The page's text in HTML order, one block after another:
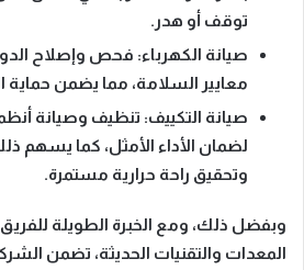
توقف أو هدر.
صيانة الكهرباء: فحص وإصلاح
معايير السلامة، مما يضمن حماية
صيانة التكييف: تنظيف وصيانة
لضمان الأداء الأمثل، كما يسهم
وتحقيق راحة حرارية مستمرة.
وبفضل ذلك، ومع الخبرة الطويلة
المعدات والتقنيات الحديثة، تضمن